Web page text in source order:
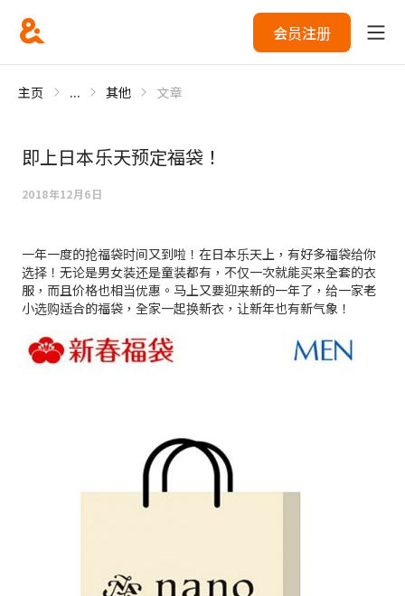
会员注册
主页 ... 其他 文章
即上日本乐天预定福袋！
2018年12月6日
一年一度的抢福袋时间又到啦！在日本乐天上，有好多福袋给你
选择！无论是男女装还是童装都有，不仅一次就能买来全套的衣
服，而且价格也相当优惠。马上又要迎来新的一年了，给一家老
小选购适合的福袋，全家一起换新衣，让新年也有新气象！